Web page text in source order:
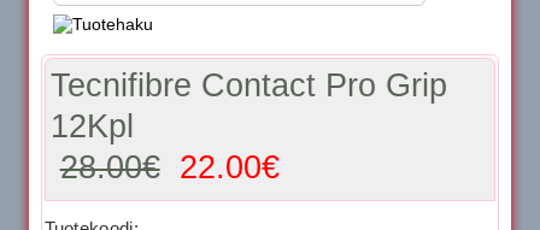
Tecnifibre Contact Pro Grip
12Kpl
28.00€ 22.00€